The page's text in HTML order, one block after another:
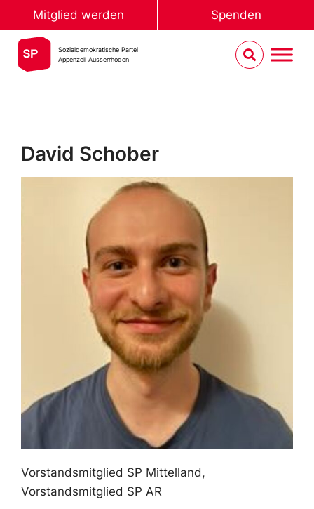
Mitglied werden Spenden
Sozialdemokratische Partei
Appenzell Ausserrhoden
David Schober
Vorstandsmitglied SP Mittelland,
Vorstandsmitglied SP AR